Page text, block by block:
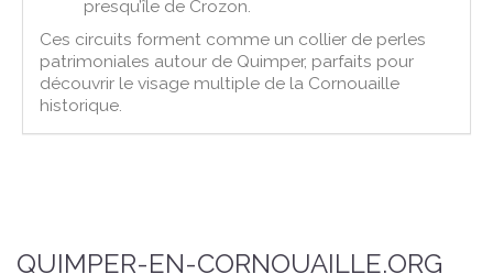
presqu’île de Crozon.
Ces circuits forment comme un collier de perles
patrimoniales autour de Quimper, parfaits pour
découvrir le visage multiple de la Cornouaille
historique.
QUIMPER-EN-CORNOUAILLE.ORG